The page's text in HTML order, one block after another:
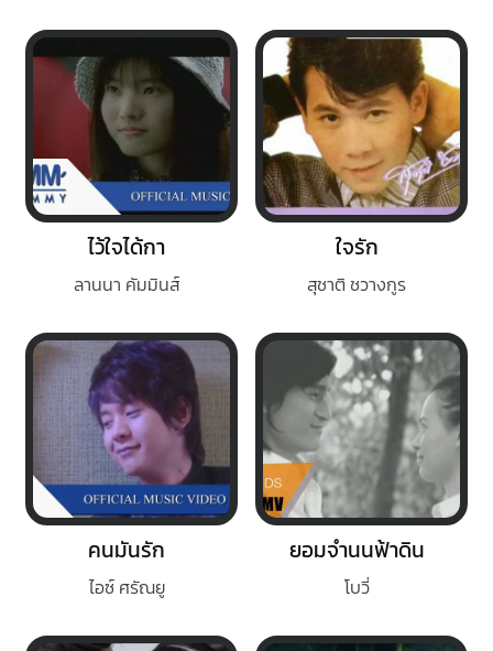
ไว้ใจได้กา
ลานนา คัมมินส์
ใจรัก
สุชาติ ชวางกูร
คนมันรัก
ไอซ์ ศรัณยู
ยอมจำนนฟ้าดิน
โบวี่